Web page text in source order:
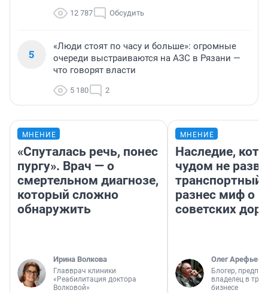
12 787 Обсудить
5
«Люди стоят по часу и больше»: огромные
очереди выстраиваются на АЗС в Рязани —
что говорят власти
5 180 2
МНЕНИЕ
«Спуталась речь, понес
пургу». Врач — о
смертельном диагнозе,
который сложно
обнаружить
Ирина Волкова
Главврач клиники
«Реабилитация доктора
Волковой»
МНЕНИЕ
Наследие,
чудом не
транспортный
разнес миф о
советских
Олег Арефьев
Блогер,
владелец в
бизнесе